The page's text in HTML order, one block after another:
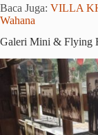
Baca Juga: VILLA
Wahana
Galeri Mini & Flying